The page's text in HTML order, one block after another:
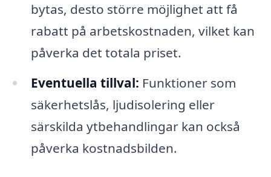
bytas, desto större möjlighet att få
rabatt på arbetskostnaden, vilket kan
påverka det totala priset.
Eventuella tillval: Funktioner som
säkerhetslås, ljudisolering eller
särskilda ytbehandlingar kan också
påverka kostnadsbilden.